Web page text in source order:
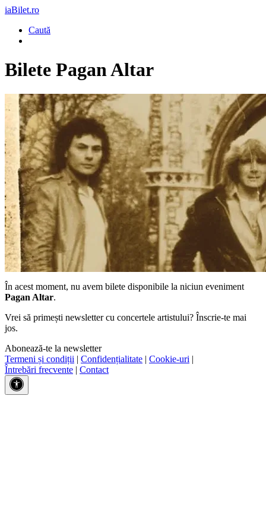
iaBilet.ro
Caută
Bilete Pagan Altar
În acest moment, nu avem bilete disponibile la niciun eveniment
Pagan Altar.
Vrei să primești newsletter cu concertele artistului? Înscrie-te mai
jos.
Abonează-te la newsletter
Termeni și condiții | Confidențialitate | Cookie-uri |
Întrebări frecvente | Contact